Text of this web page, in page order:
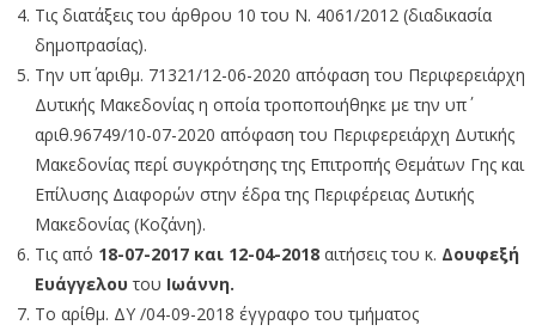
Τις διατάξεις του άρθρου 10 του Ν. 4061/2012 (διαδικασία
δημοπρασίας).
Την υπ΄ αριθμ. 71321/12-06-2020 απόφαση του Περιφερειάρχη
Δυτικής Μακεδονίας η οποία τροποποιήθηκε με την υπ΄
αριθ.96749/10-07-2020 απόφαση του Περιφερειάρχη Δυτικής
Μακεδονίας περί συγκρότησης της Επιτροπής Θεμάτων Γης και
Επίλυσης Διαφορών στην έδρα της Περιφέρειας Δυτικής
Μακεδονίας (Κοζάνη).
Tις από 18-07-2017 και 12-04-2018 αιτήσεις του κ. Δουφεξή
Ευάγγελου του Ιωάννη.
Το αρίθμ. ΔΥ /04-09-2018 έγγραφο του τμήματος